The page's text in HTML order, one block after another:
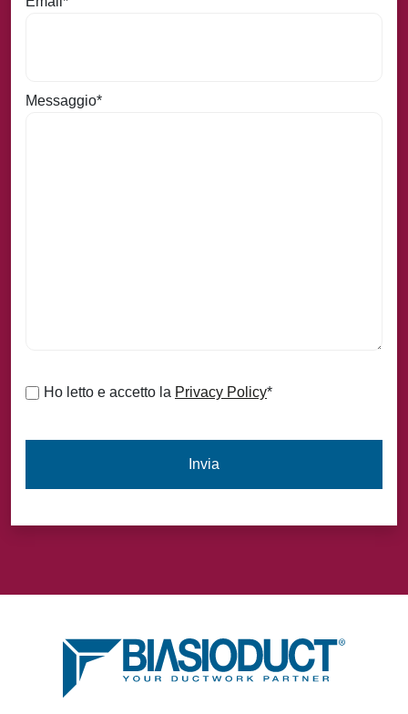
Messaggio*
Ho letto e accetto la Privacy Policy*